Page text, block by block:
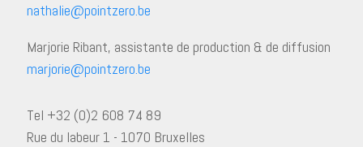
nathalie@pointzero.be
Marjorie Ribant, assistante de production & de diffusion
marjorie@pointzero.be
Tel +32 (0)2 608 74 89
Rue du labeur 1 - 1070 Bruxelles